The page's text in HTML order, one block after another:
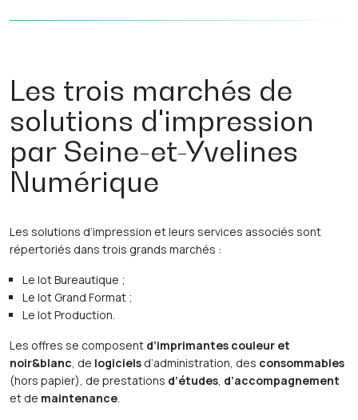
Les trois marchés de
solutions d'impression
par Seine-et-Yvelines
Numérique
Les solutions d’impression et leurs services associés sont
répertoriés dans trois grands marchés :
Le lot Bureautique ;
Le lot Grand Format ;
Le lot Production.
Les offres se composent d’imprimantes couleur et
noir&blanc, de logiciels d’administration, des consommables
(hors papier), de prestations d’études, d’accompagnement
et de maintenance.